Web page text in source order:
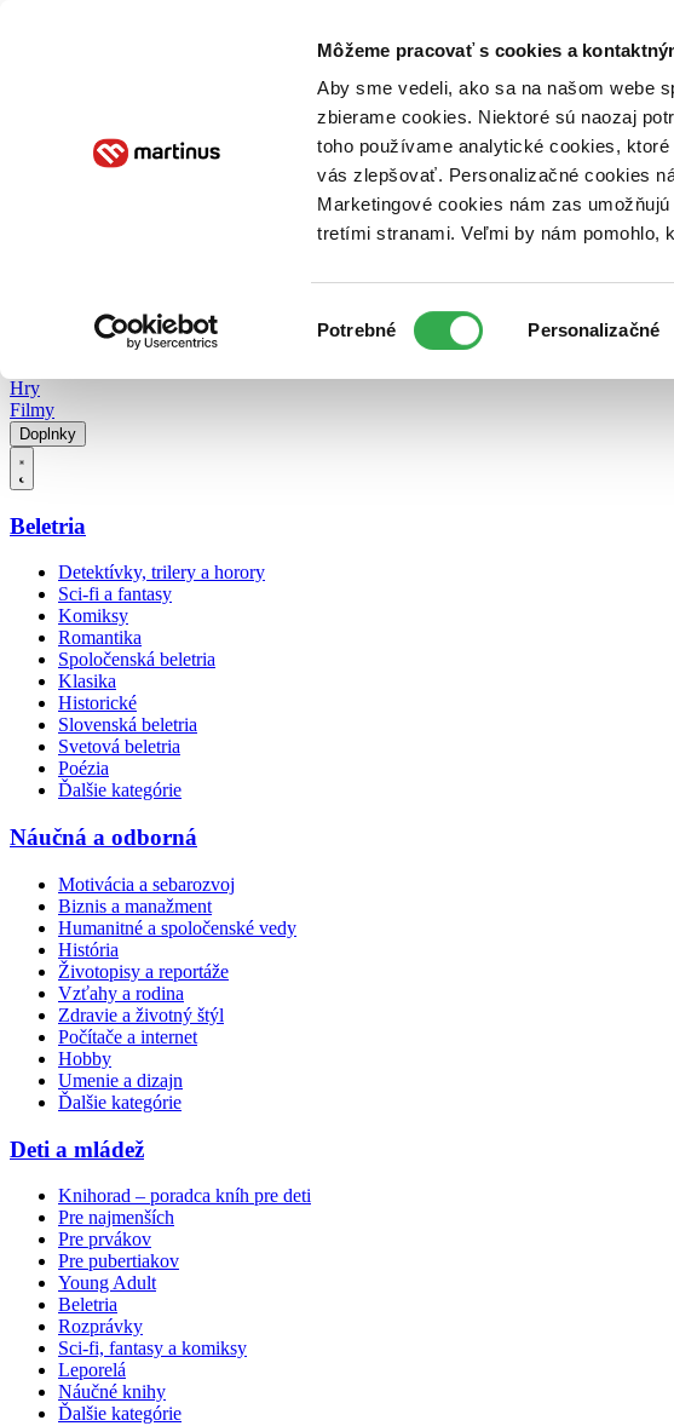
Môžeme pracovať s cookies a
Aby sme vedeli, ako sa na našom webe
zbierame cookies. Niektoré sú naozaj
toho používame analytické cookies,
vás zlepšovať. Personalizačné cookies
Marketingové cookies nám zas
tretími stranami. Veľmi by nám pomohlo,
súhlasu
Potrebné Personalizačné
Poukážky Kontakt
Hry
Filmy
Doplnky
Beletria
Detektívky, trilery a horory
Sci-fi a fantasy
Komiksy
Romantika
Spoločenská beletria
Klasika
Historické
Slovenská beletria
Svetová beletria
Poézia
Ďalšie kategórie
Náučná a odborná
Motivácia a sebarozvoj
Biznis a manažment
Humanitné a spoločenské vedy
História
Životopisy a reportáže
Vzťahy a rodina
Zdravie a životný štýl
Počítače a internet
Hobby
Umenie a dizajn
Ďalšie kategórie
Deti a mládež
Knihorad – poradca kníh pre deti
Pre najmenších
Pre prvákov
Pre pubertiakov
Young Adult
Beletria
Rozprávky
Sci-fi, fantasy a komiksy
Leporelá
Náučné knihy
Ďalšie kategórie